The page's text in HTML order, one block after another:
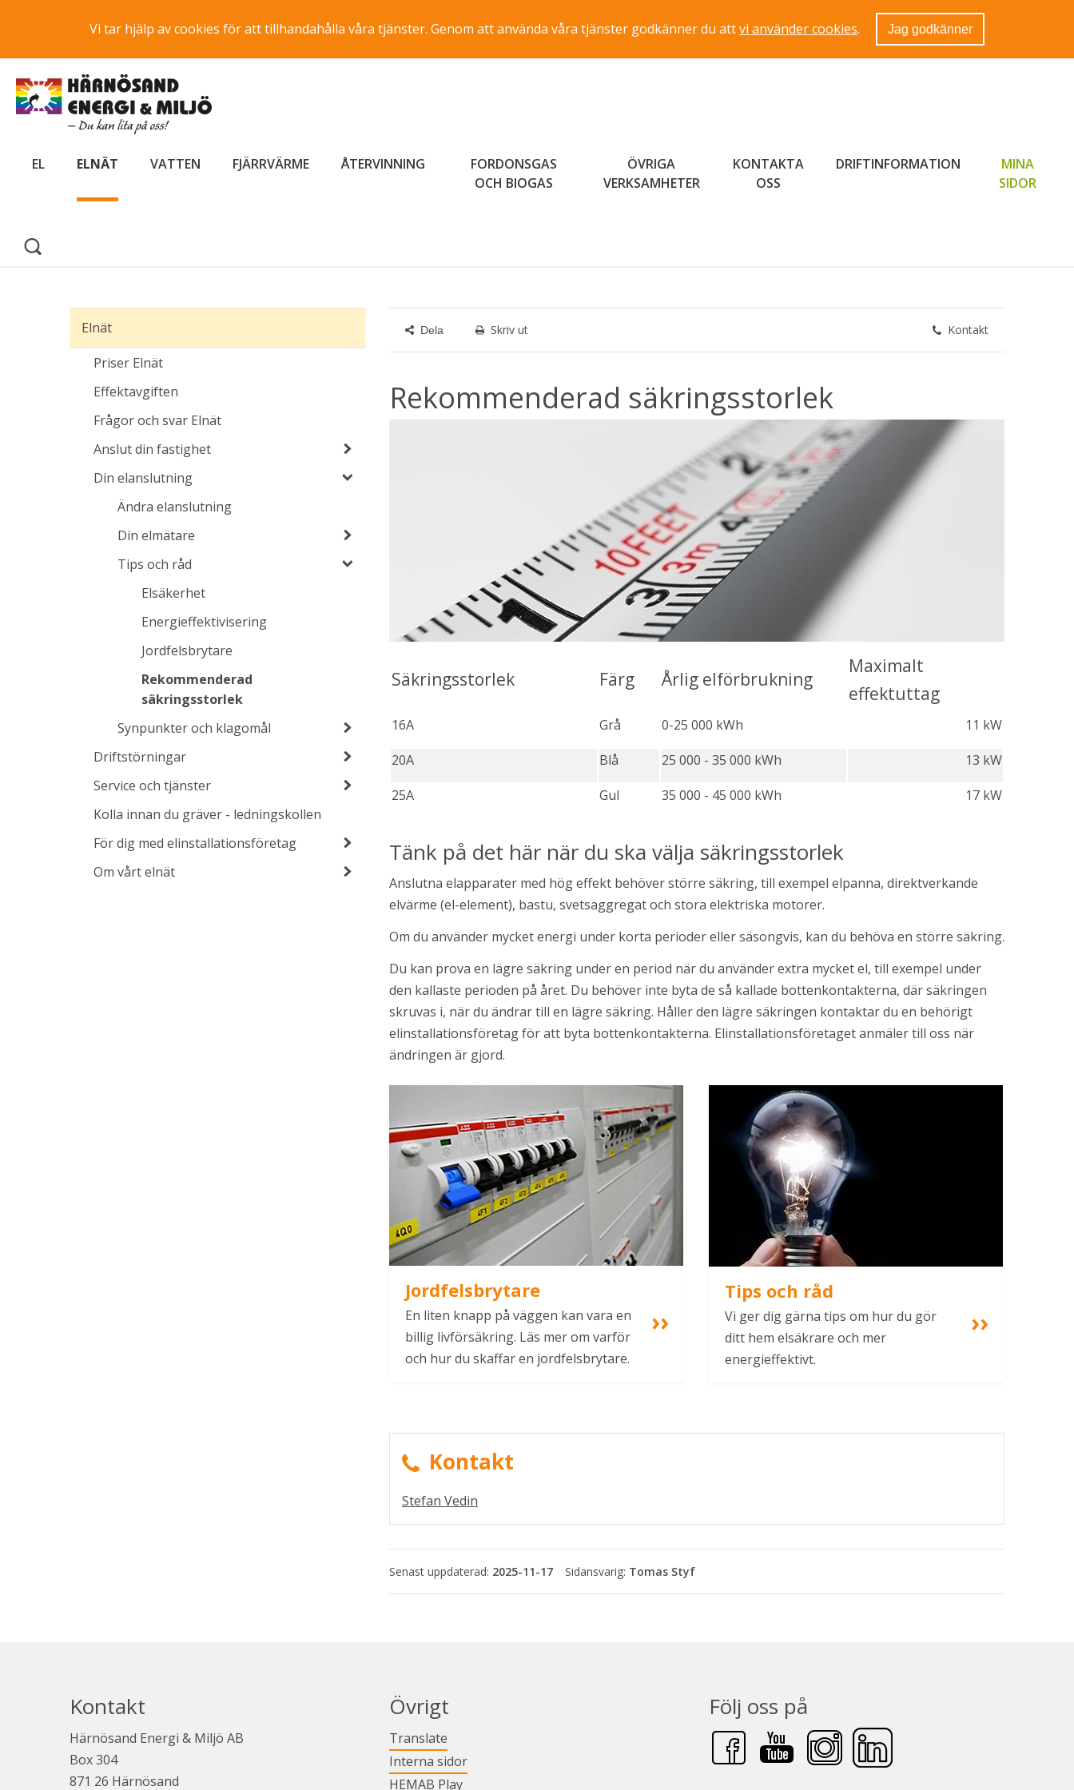
Vi tar hjälp av cookies för att tillhandahålla våra tjänster. Genom att använda våra tjänster godkänner du attvi använder cookies. Jag godkänner
EL ELNÄT VATTEN FJÄRRVÄRME ÅTERVINNING
FORDONSGAS
OCH BIOGAS
ÖVRIGA
VERKSAMHETER
KONTAKTA
OSS
DRIFTINFORMATION
MINA
SIDORLÄNK
Elnät
Priser Elnät
Effektavgiften
Frågor och svar Elnät
Anslut din fastighet
Din elanslutning
Ändra elanslutning
Din elmätare
Tips och råd
Elsäkerhet
Energieffektivisering
Jordfelsbrytare
Rekommenderad
säkringsstorlek
Synpunkter och klagomål
Driftstörningar
Service och tjänster
Kolla innan du gräver - ledningskollen
För dig med elinstallationsföretag
Om vårt elnät
Dela Skriv ut Kontakt
Rekommenderad säkringsstorlek
Säkringsstorlek Färg Årlig elförbrukning
Maximalt
effektuttag
16A Grå 0-25 000 kWh
11 kW
20A
Blå 25 000 - 35 000 kWh
13 kW
25A
Gul 35 000 - 45 000 kWh 17 kW
Tänk på det här när du ska välja säkringsstorlek
Anslutna elapparater med hög effekt behöver större säkring, till exempel elpanna, direktverkande
elvärme (el-element), bastu, svetsaggregat och stora elektriska motorer.
Om du använder mycket energi under korta perioder eller säsongvis, kan du behöva en större säkring.
Du kan prova en lägre säkring under en period när du använder extra mycket el, till exempel under
den kallaste perioden på året. Du behöver inte byta de så kallade bottenkontakterna, där säkringen
skruvas i, när du ändrar till en lägre säkring. Håller den lägre säkringen kontaktar du en behörigt
elinstallationsföretag för att byta bottenkontakterna. Elinstallationsföretaget anmäler till oss när
ändringen är gjord.
Jordfelsbrytare
En liten knapp på väggen kan vara en
billig livförsäkring. Läs mer om varför
och hur du skaffar en jordfelsbrytare.
Tips och råd
Vi ger dig gärna tips om hur du gör
ditt hem elsäkrare och mer
energieffektivt.
Kontakt
Stefan Vedin
Senast uppdaterad: 2025-11-17 Tomas Styf
Kontakt
Härnösand Energi & Miljö AB
Box 304
871 26 Härnösand
Övrigt
Translate
Interna sidorLänk till annan webbplats.
HEMAB PlayLänk till annan webbplats.
Följ oss på